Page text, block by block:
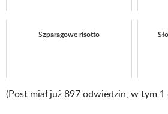
Szparagowe risotto
(Post miał już 897 odwiedzin, w tym 1